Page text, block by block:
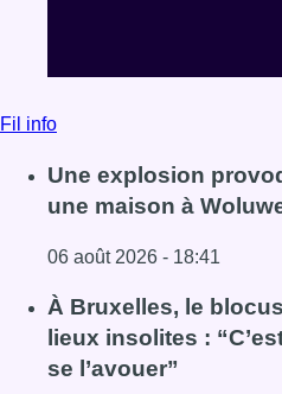
Fil info
Une explosion
une maison à
06 août 2026 - 18:41
Lire l'article Une explosion
À Bruxelles, le
lieux insolites :
se l’avouer”